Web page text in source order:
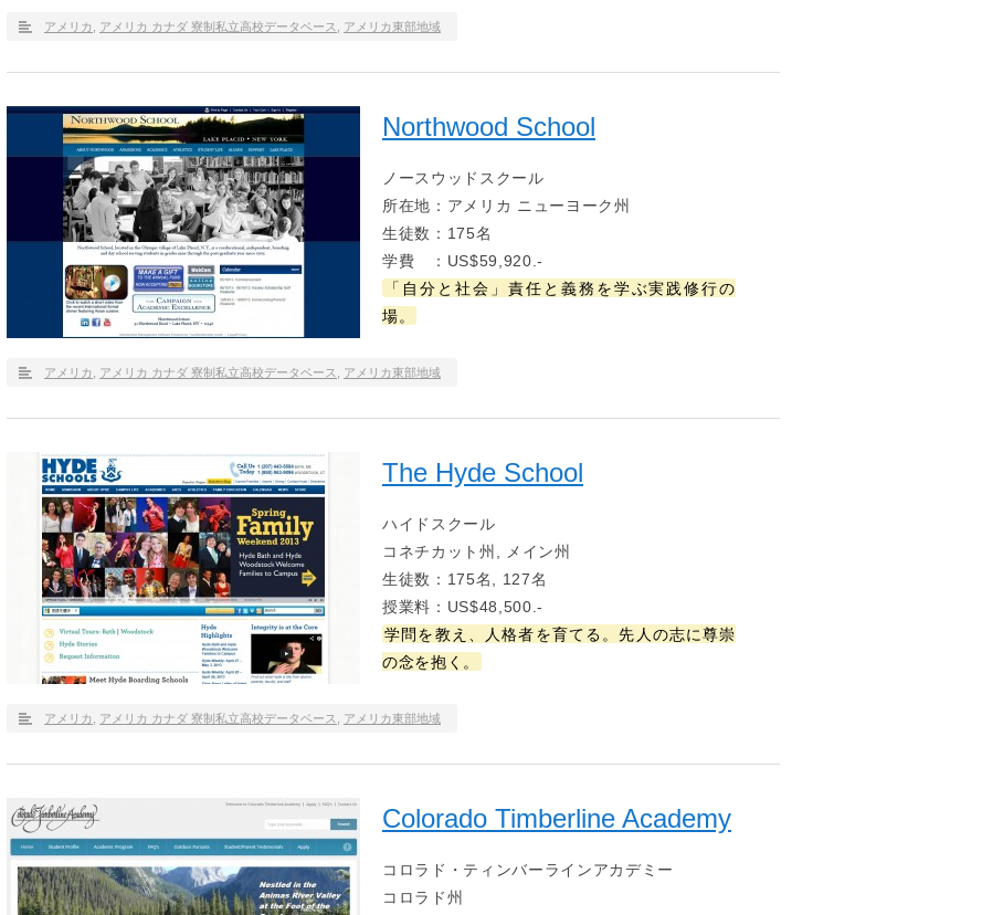
アメリカ アメリカ カナダ 寮制私立高校データベース アメリカ東部地域
Northwood School
ノースウッドスクール
所在地：アメリカ ニューヨーク州
生徒数：175名
学費 ：US$59,920.-
「自分と社会」責任と義務を学ぶ実践修行の
場。
アメリカ アメリカ カナダ 寮制私立高校データベース アメリカ東部地域
The Hyde School
ハイドスクール
コネチカット州, メイン州
生徒数：175名, 127名
授業料：US$48,500.-
学問を教え、人格者を育てる。先人の志に尊崇
の念を抱く。
アメリカ アメリカ カナダ 寮制私立高校データベース アメリカ東部地域
Colorado Timberline Academy
コロラド・ティンバーラインアカデミー
コロラド州